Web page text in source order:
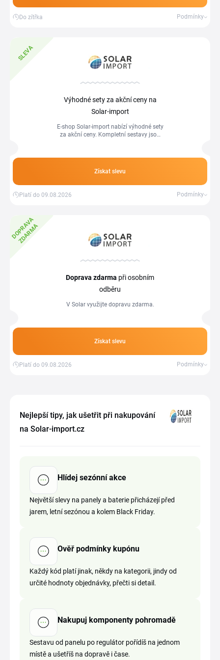
Do zítřka Podmínky
SLEVA
Výhodné sety za akční ceny na
Solar-import
E-shop Solar-import nabízí výhodné sety
za akční ceny. Kompletní sestavy jsou
zvlášť.
Získat slevu
Platí do 09.08.2026 Podmínky
D
O
P
R
A
V
A
Z
D
A
R
M
A
Doprava zdarma při osobním
odběru
V Solar využijte dopravu zdarma.
Získat slevu
Platí do 09.08.2026 Podmínky
Nejlepší tipy, jak ušetřit při nakupování
na Solar-import.cz
Hlídej sezónní akce
Největší slevy na panely a baterie přicházejí před
jarem, letní sezónou a kolem Black Friday.
Ověř podmínky kupónu
Každý kód platí jinak, někdy na kategorii, jindy od
určité hodnoty objednávky, přečti si detail.
Nakupuj komponenty pohromadě
Sestavu od panelu po regulátor pořídíš na jednom
místě a ušetříš na dopravě i čase.